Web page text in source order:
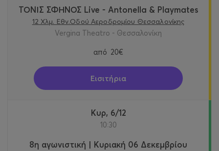
ΤΟΝΙΣ ΣΦΗΝΟΣ Live - Antonella & Playmates
12 Χλμ. Εθν.Οδού Αεροδρομίου Θεσσαλονίκης
Vergina Theatro - Θεσσαλονίκη
από 20€
Εισιτήρια
Κυρ, 6/12
10:30
8η αγωνιστική | Κυριακή 06 Δεκεμβρίου